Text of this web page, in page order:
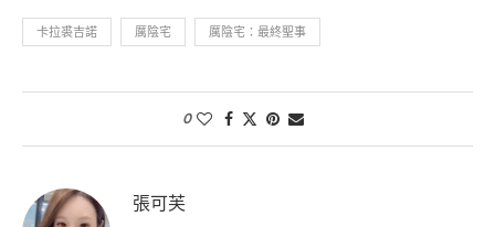
卡拉裘吉諾 厲陰宅 厲陰宅：最終聖事
0
張可芙